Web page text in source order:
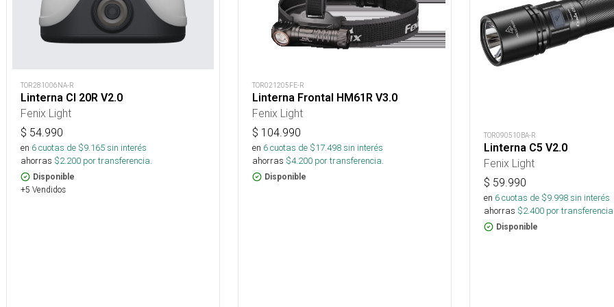
TOR281006NA-R
Linterna Cl 20R V2.0
Fenix Light
$ 54.990
en 6cuotas de $9.165sin interés
ahorras $2.200 por transferencia.
Disponible
+5 Vendidos
TOR021205FE-R
Linterna Frontal HM61R V3.0
Fenix Light
$ 104.990
en 6cuotas de $17.498sin interés
ahorras $4.200 por transferencia.
Disponible
TOR090510BA-R
Linterna C5 V2.0
Fenix Light
$ 59.990
en 6cuotas de $9.998sin interés
ahorras $2.400 por
Disponible